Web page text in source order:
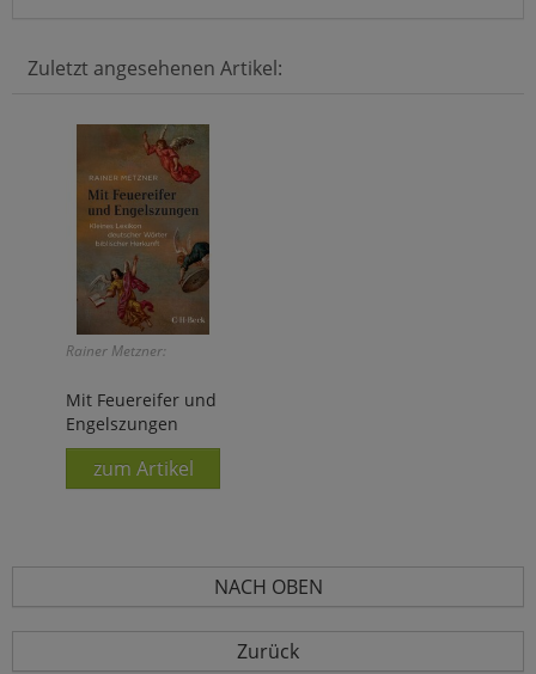
Zuletzt angesehenen Artikel:
Rainer Metzner:
Mit Feuereifer und
Engelszungen
zum Artikel
NACH OBEN
Zurück